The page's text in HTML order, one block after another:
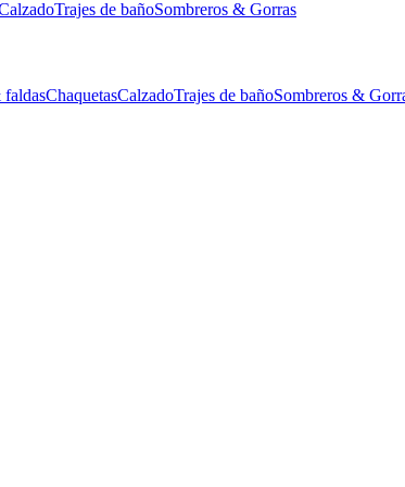
Trajes de bañoSombreros & Gorras
faldasChaquetasCalzadoTrajes de bañoSombreros &